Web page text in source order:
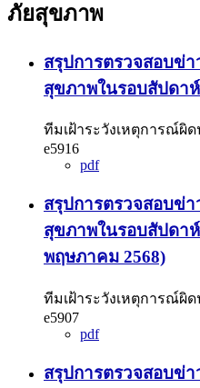
ภัยสุขภาพ
สรุปการตรวจสอบข่
สุขภาพในรอบสัปดาห์
ทีมเฝ้าระวังเหตุการณ์ผิ
e5916
pdf
สรุปการตรวจสอบข่
สุขภาพในรอบสัปดา
พฤษภาคม 2568)
ทีมเฝ้าระวังเหตุการณ์ผิ
e5907
pdf
สรุปการตรวจสอบข่